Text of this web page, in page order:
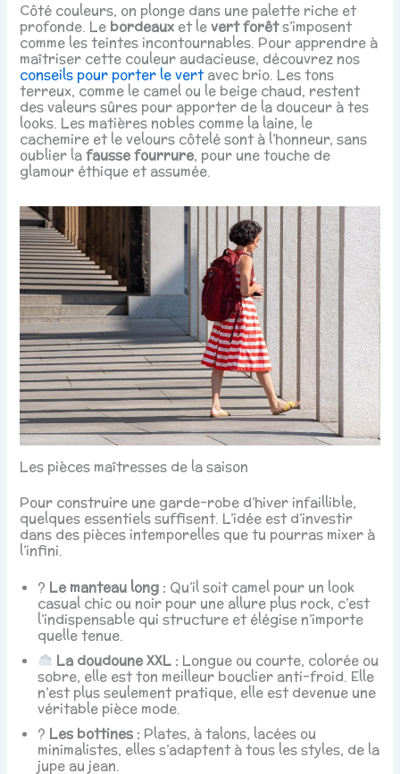
Côté couleurs, on plonge dans une palette riche et
profonde. Le bordeaux et levert forêts’imposent
comme les teintes incontournables. Pour apprendre à
maîtriser cette couleur audacieuse, découvrez nos
conseils pour porter le vertavec brio. Les tons
terreux, comme le camel ou le beige chaud, restent
des valeurs sûres pour apporter de la douceur à tes
looks. Les matières nobles comme la laine, le
cachemire et le velours côtelé sont à l’honneur, sans
oublier lafausse fourrure, pour une touche de
glamour éthique et assumée.
Les pièces maîtresses de la saison
Pour construire une garde-robe d’hiver infaillible,
quelques essentiels suffisent. L’idée est d’investir
dans des pièces intemporelles que tu pourras mixer à
l’infini.
? Le manteau long : Qu’il soit camel pour un look
casual chic ou noir pour une allure plus rock, c’est
l’indispensable qui structure et élégise n’importe
quelle tenue.
La doudoune XXL : Longue ou courte, colorée ou
sobre, elle est ton meilleur bouclier anti-froid. Elle
n’est plus seulement pratique, elle est devenue une
véritable pièce mode.
? Les bottines : Plates, à talons, lacées ou
minimalistes, elles s’adaptent à tous les styles, de la
jupe au jean.